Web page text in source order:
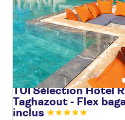
TUI Sélection Hôtel
Taghazout - Flex
inclus